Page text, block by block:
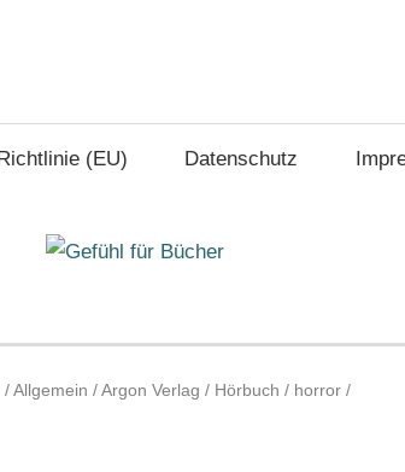
(EU) Datenschutz
/Allgemein /Argon Verlag / Hörbuch / horror /